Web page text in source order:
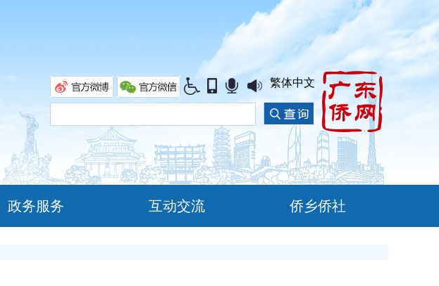
繁体中文
政务服务 互动交流 侨乡侨社